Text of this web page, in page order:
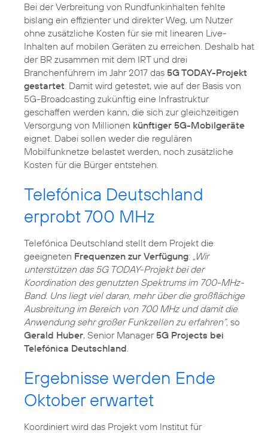
Bei der Verbreitung von Rundfunkinhalten fehlte
bislang ein effizienter und direkter Weg, um Nutzer
ohne zusätzliche Kosten für sie mit linearen Live-
Inhalten auf mobilen Geräten zu erreichen. Deshalb hat
der BR zusammen mit dem IRT und drei
Branchenführern im Jahr 2017 das 5G TODAY-Projekt
gestartet. Damit wird getestet, wie auf der Basis von
5G-Broadcasting zukünftig eine Infrastruktur
geschaffen werden kann, die sich zur gleichzeitigen
Versorgung von Millionen künftiger 5G-Mobilgeräte
eignet. Dabei sollen weder die regulären
Mobilfunknetze belastet werden, noch zusätzliche
Kosten für die Bürger entstehen.
Telefónica Deutschland
erprobt 700 MHz
Telefónica Deutschland stellt dem Projekt die
geeigneten Frequenzen zur Verfügung: „Wir
unterstützen das 5G TODAY-Projekt bei der
Koordination des genutzten Spektrums im 700-MHz-
Band. Uns liegt viel daran, mehr über die großflächige
Ausbreitung im Bereich von 700 MHz und damit die
Anwendung sehr großer Funkzellen zu erfahren“, so
Gerald Huber, Senior Manager5G Projects bei
Telefónica Deutschland.
Ergebnisse werden Ende
Oktober erwartet
Koordiniert wird das Projekt vom Institut für